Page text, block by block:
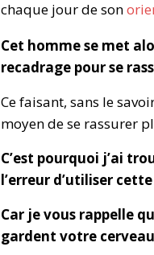
chaque jour de son
Cet homme se met
recadrage pour se
Ce faisant, sans le
moyen de se rassurer
C’est pourquoi j’ai
l’erreur d’utiliser
Car je vous rappelle
gardent votre